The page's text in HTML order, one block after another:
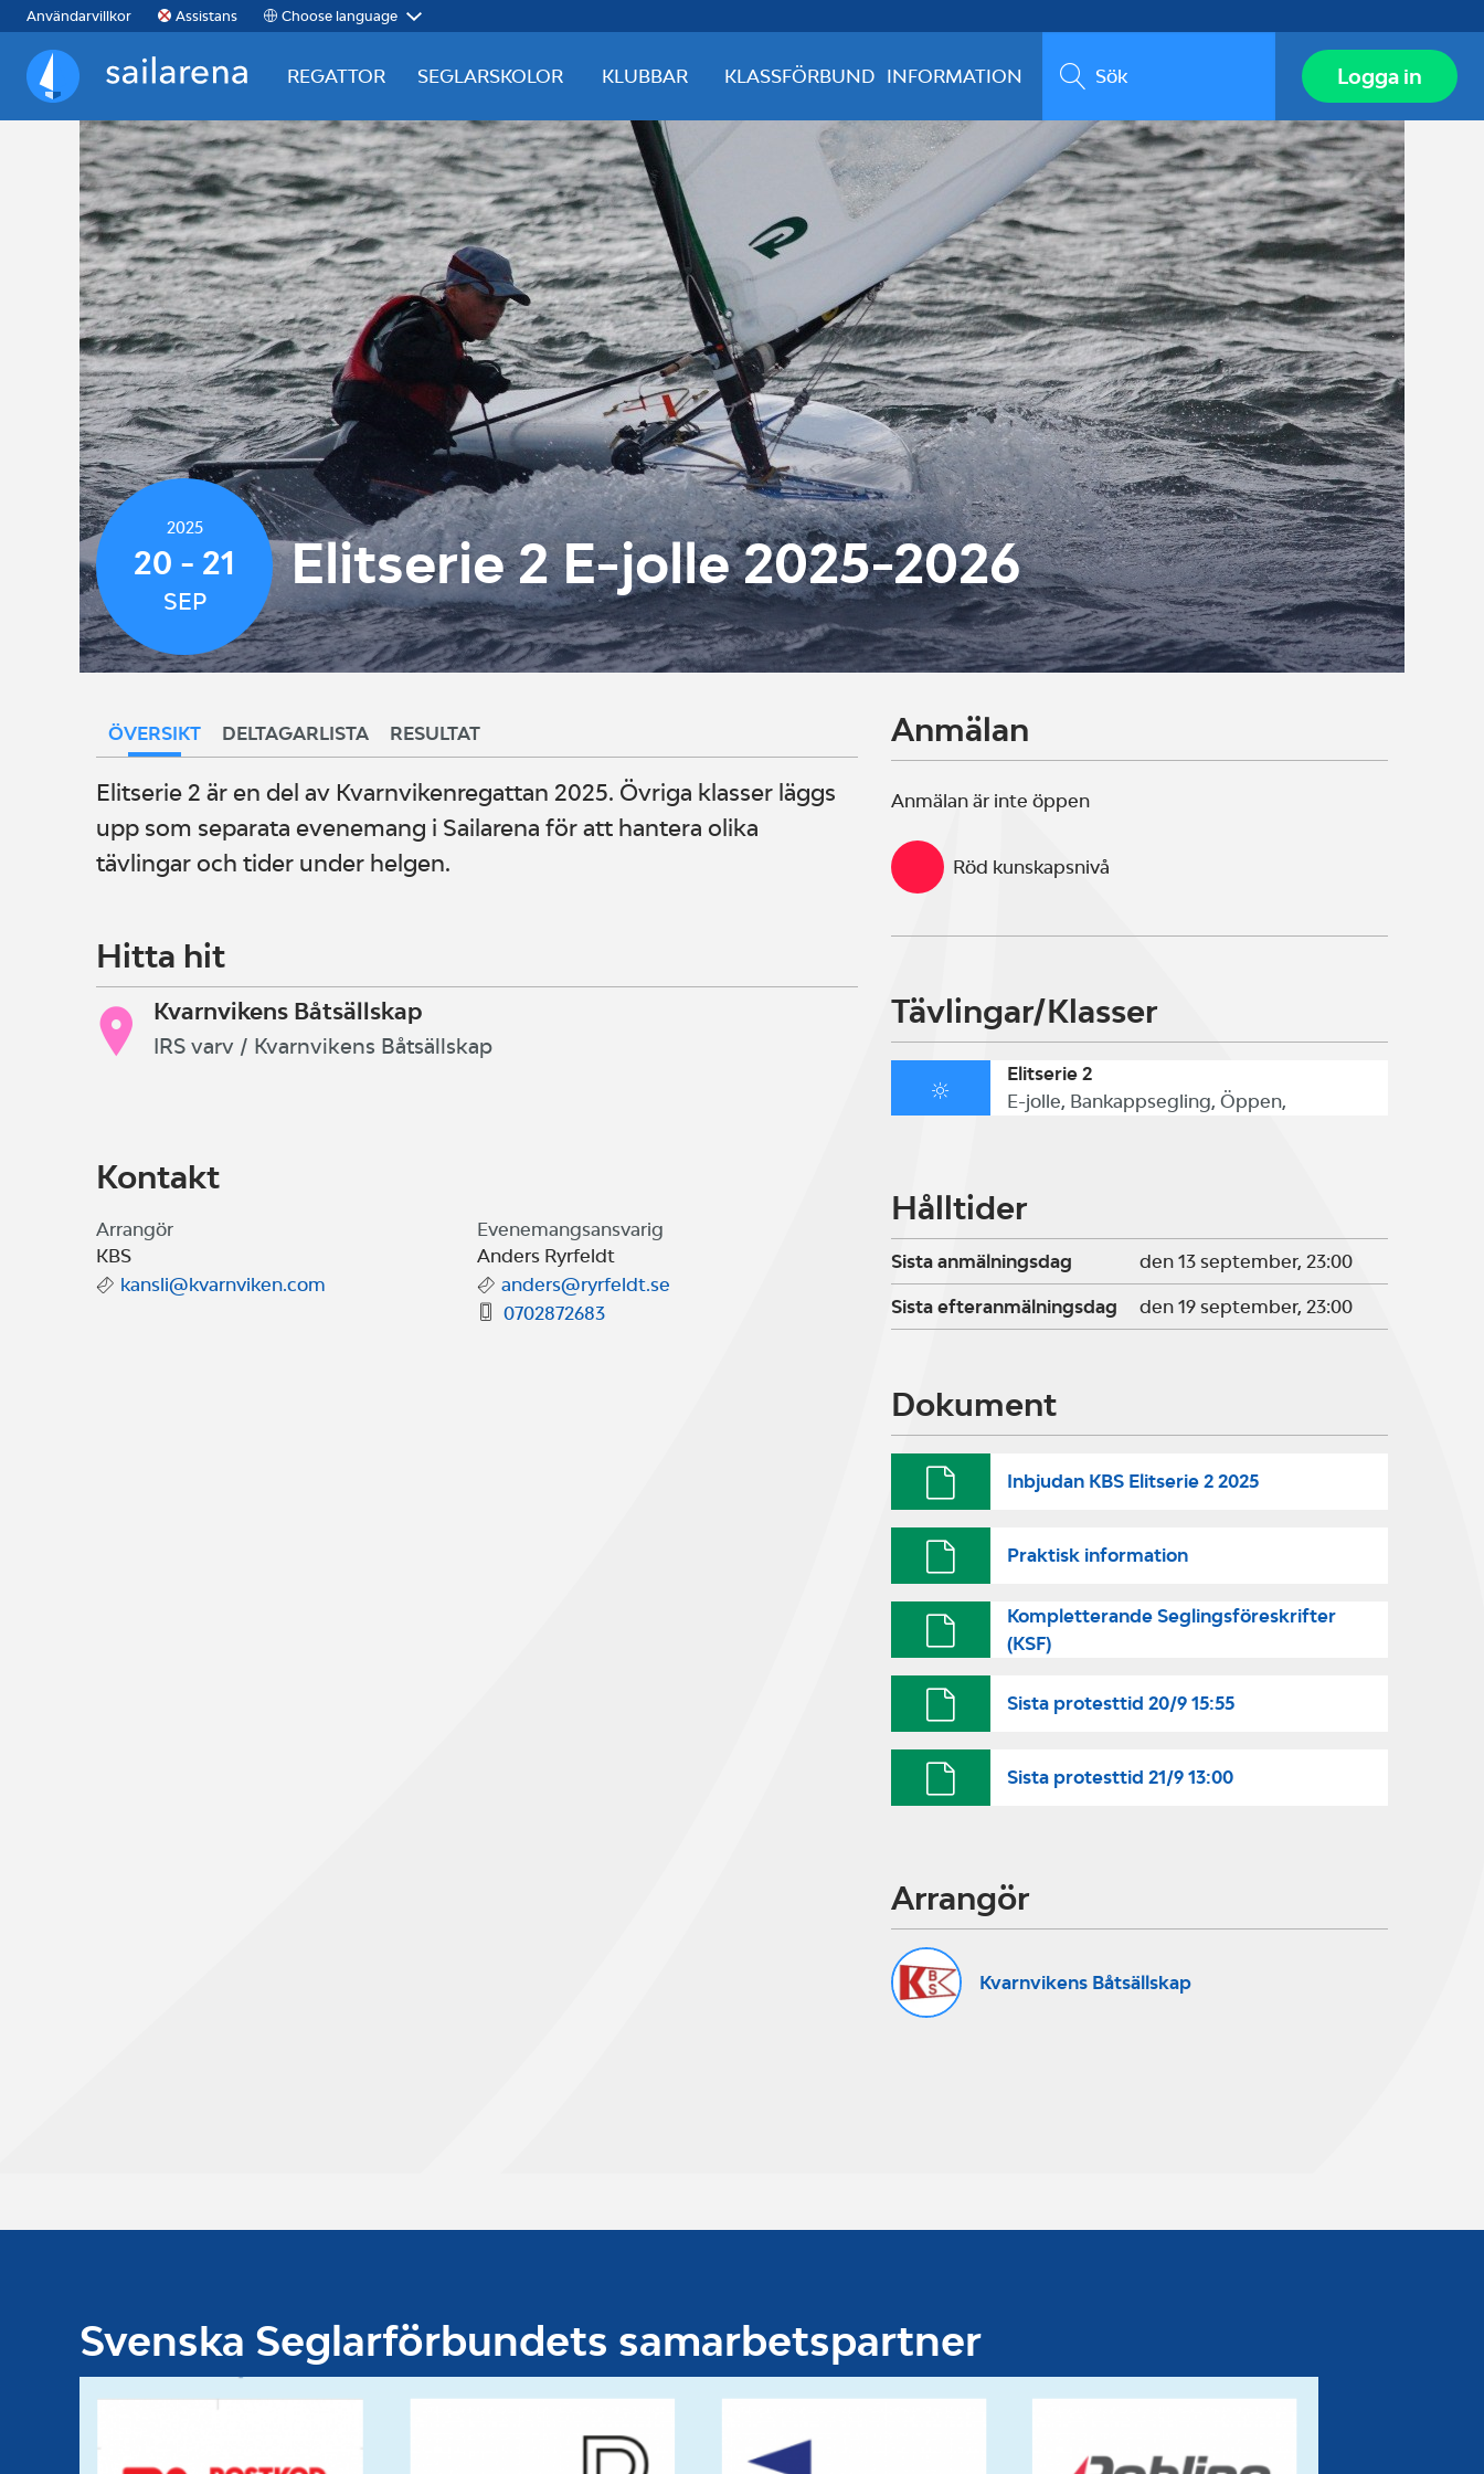
Användarvillkor Assistans Choose language
Sailarena
REGATTOR SEGLARSKOLOR KLUBBAR KLASSFÖRBUND INFORMATION Sök Logga in
2025
20 - 21
SEP
Elitserie 2 E-jolle 2025-2026
ÖVERSIKT DELTAGARLISTA RESULTAT
Elitserie 2 är en del av Kvarnvikenregattan 2025. Övriga klasser läggs
upp som separata evenemang i Sailarena för att hantera olika
tävlingar och tider under helgen.
Hitta hit
Kvarnvikens Båtsällskap
IRS varv / Kvarnvikens Båtsällskap
Kontakt
Arrangör
KBS
kansli@kvarnviken.com
Evenemangsansvarig
Anders Ryrfeldt
anders@ryrfeldt.se
0702872683
Anmälan
Anmälan är inte öppen
Röd kunskapsnivå
Tävlingar/Klasser
Elitserie 2
E-jolle, Bankappsegling, Öppen,
Hålltider
Sista anmälningsdag den 13 september, 23:00
Sista efteranmälningsdag den 19 september, 23:00
Dokument
Inbjudan KBS Elitserie 2 2025
Praktisk information
Kompletterande Seglingsföreskrifter
(KSF)
Sista protesttid 20/9 15:55
Sista protesttid 21/9 13:00
Arrangör
Kvarnvikens Båtsällskap
Svenska Seglarförbundets samarbetspartner